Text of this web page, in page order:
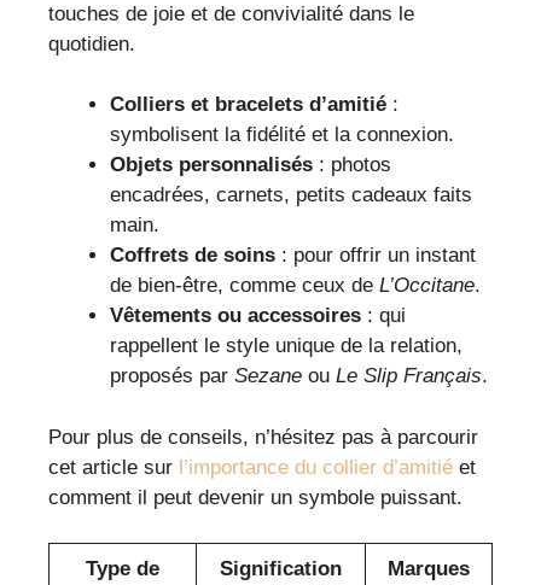
touches de joie et de convivialité dans le
quotidien.
Colliers et bracelets d’amitié :
symbolisent la fidélité et la connexion.
Objets personnalisés : photos
encadrées, carnets, petits cadeaux faits
main.
Coffrets de soins : pour offrir un instant
de bien-être, comme ceux de L’Occitane.
Vêtements ou accessoires : qui
rappellent le style unique de la relation,
proposés par Sezane ou Le Slip Français.
Pour plus de conseils, n’hésitez pas à parcourir
cet article sur l’importance du collier d’amitié et
comment il peut devenir un symbole puissant.
Type de
Signification
Marques